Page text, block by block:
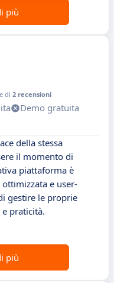
più
di 2 recensioni
Demo gratuita
della stessa
il momento di
piattaforma è
e user-
gestire le proprie
praticità.
più